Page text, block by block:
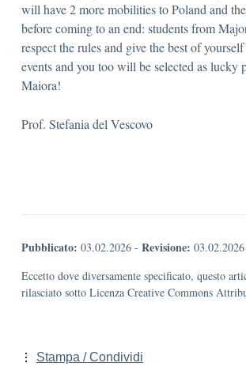
will have 2 more mobilities to Poland and
before coming to an end: students from
respect the rules and give the best of
events and you too will be selected as lucky
Maiora!
Prof. Stefania del Vescovo
Pubblicato: 03.02.2026 - Revisione: 03.02.2026
Eccetto dove diversamente specificato, questo
rilasciato sotto Licenza Creative Commons
Stampa / Condividi